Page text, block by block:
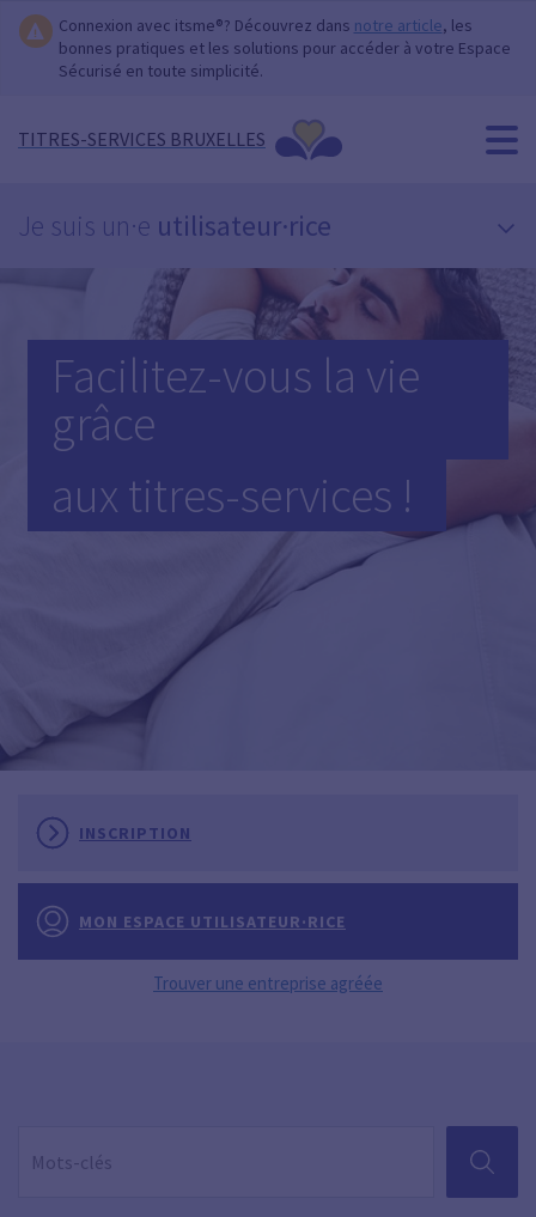
Connexion avec itsme®? Découvrez dans notre article, les
bonnes pratiques et les solutions pour accéder à votre Espace
Sécurisé en toute simplicité.
Je suis un·e utilisateur·rice
TITRES-SERVICES BRUXELLES
Facilitez-vous la vie
grâce
aux titres-services !
INSCRIPTION
MON ESPACE UTILISATEUR·RICE
Trouver une entreprise agréée